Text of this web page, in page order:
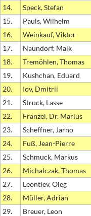
14.
Speck, Stefan
15.
Pauls, Wilhelm
16.
Weinkauf, Viktor
17.
Naundorf, Maik
18.
Tremöhlen, Thomas
19.
Kushchan, Eduard
20.
Iov, Dmitrii
21.
Struck, Lasse
22.
Fränzel, Dr. Marius
23.
Scheffner, Jarno
24.
Fuß, Jean-Pierre
25.
Schmuck, Markus
26.
Michalczak, Thomas
27.
Leontiev, Oleg
28.
Müller, Adrian
29.
Breuer, Leon